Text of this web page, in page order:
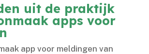
uit de praktijk
apps voor
app voor meldingen van